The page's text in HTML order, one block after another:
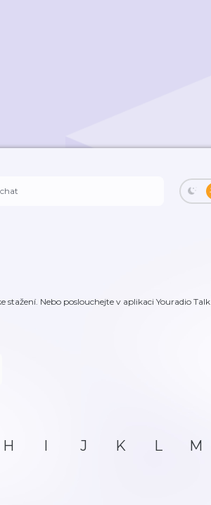
Nebo poslouchejte v aplikaci Youradio Talk
H I J K L M